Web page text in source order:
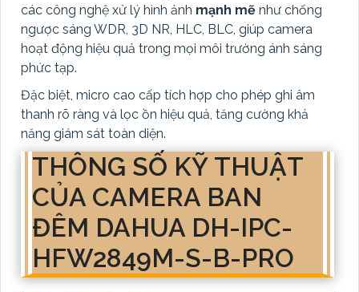
các công nghệ xử lý hình ảnh mạnh mẽ như chống
ngược sáng WDR, 3D NR, HLC, BLC, giúp camera
hoạt động hiệu quả trong mọi môi trường ánh sáng
phức tạp.
Đặc biệt, micro cao cấp tích hợp cho phép ghi âm
thanh rõ ràng và lọc ồn hiệu quả, tăng cường khả
năng giám sát toàn diện.
THÔNG SỐ KỸ THUẬT
CỦA CAMERA BAN
ĐÊM DAHUA DH-IPC-
HFW2849M-S-B-PRO